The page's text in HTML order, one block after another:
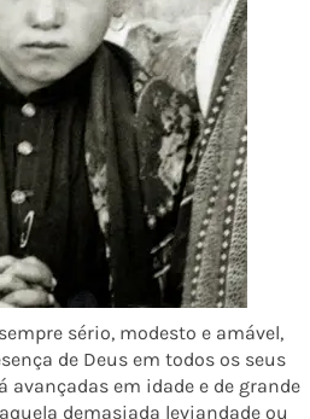
sério, modesto e amável,
de Deus em todos os seus
avançadas em idade e de grande
demasiada leviandade ou